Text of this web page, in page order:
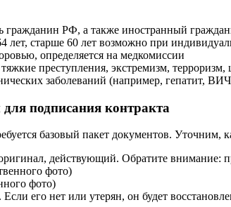
гражданин РФ, а также иностранный
лет, старше 60 лет возможно при
определяется на медкомиссии
преступления, экстремизм,
заболеваний (например, гепатит,
подписания контракта
базовый пакет документов. Уточним,
действующий. Обратите внимание:
фото)
фото)
его нет или утерян, он будет